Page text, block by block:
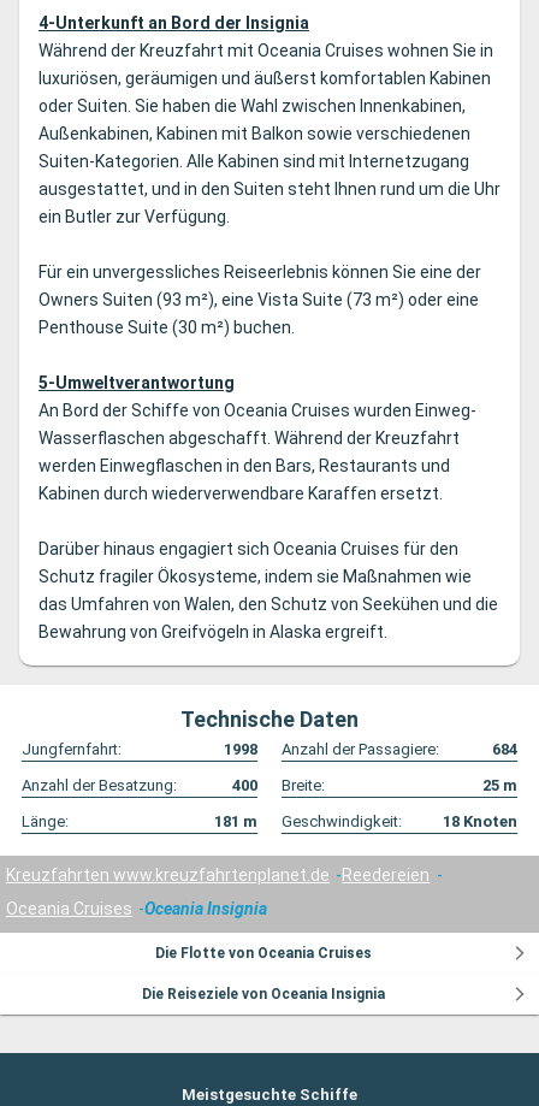
4-Unterkunft an Bord der Insignia
Während der Kreuzfahrt mit Oceania Cruises wohnen Sie in
luxuriösen, geräumigen und äußerst komfortablen Kabinen
oder Suiten. Sie haben die Wahl zwischen Innenkabinen,
Außenkabinen, Kabinen mit Balkon sowie verschiedenen
Suiten-Kategorien. Alle Kabinen sind mit Internetzugang
ausgestattet, und in den Suiten steht Ihnen rund um die Uhr
ein Butler zur Verfügung.
Für ein unvergessliches Reiseerlebnis können Sie eine der
Owners Suiten (93 m²), eine Vista Suite (73 m²) oder eine
Penthouse Suite (30 m²) buchen.
5-Umweltverantwortung
An Bord der Schiffe von Oceania Cruises wurden Einweg-
Wasserflaschen abgeschafft. Während der Kreuzfahrt
werden Einwegflaschen in den Bars, Restaurants und
Kabinen durch wiederverwendbare Karaffen ersetzt.
Darüber hinaus engagiert sich Oceania Cruises für den
Schutz fragiler Ökosysteme, indem sie Maßnahmen wie
das Umfahren von Walen, den Schutz von Seekühen und die
Bewahrung von Greifvögeln in Alaska ergreift.
Technische Daten
Jungfernfahrt: 1998 Anzahl der Passagiere:
684
Anzahl der Besatzung:
400 Breite: 25 m
Länge:
181 m Geschwindigkeit: 18 Knoten
Kreuzfahrten www.kreuzfahrtenplanet.de
Reedereien
Oceania Cruises
Oceania Insignia
Die Flotte von Oceania Cruises
Die Reiseziele von Oceania Insignia
Meistgesuchte Schiffe